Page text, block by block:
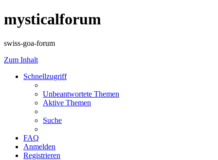
mysticalforum
swiss-goa-forum
Zum Inhalt
Schnellzugriff
Unbeantwortete Themen
Aktive Themen
Suche
FAQ
Anmelden
Registrieren